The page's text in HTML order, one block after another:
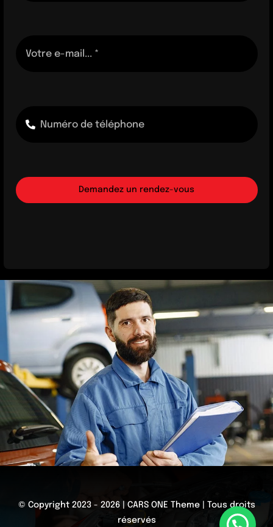
Demandez un rendez-vous
© Copyright 2023 - 2026 | CARS ONE Theme | Tous droits
réservés